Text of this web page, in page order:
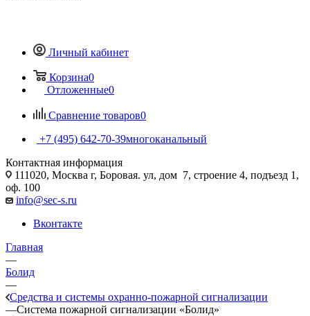
Личный кабинет
Корзина0
Отложенные0
Сравнение товаров0
+7 (495) 642-70-39многоканальный
Контактная информация
111020, Москва г, Боровая. ул, дом 7, строение 4, подъезд 1,
оф. 100
info@sec-s.ru
Вконтакте
Главная
—
Болид
—
Средства и системы охранно-пожарной сигнализации
—Система пожарной сигнализации «Болид»